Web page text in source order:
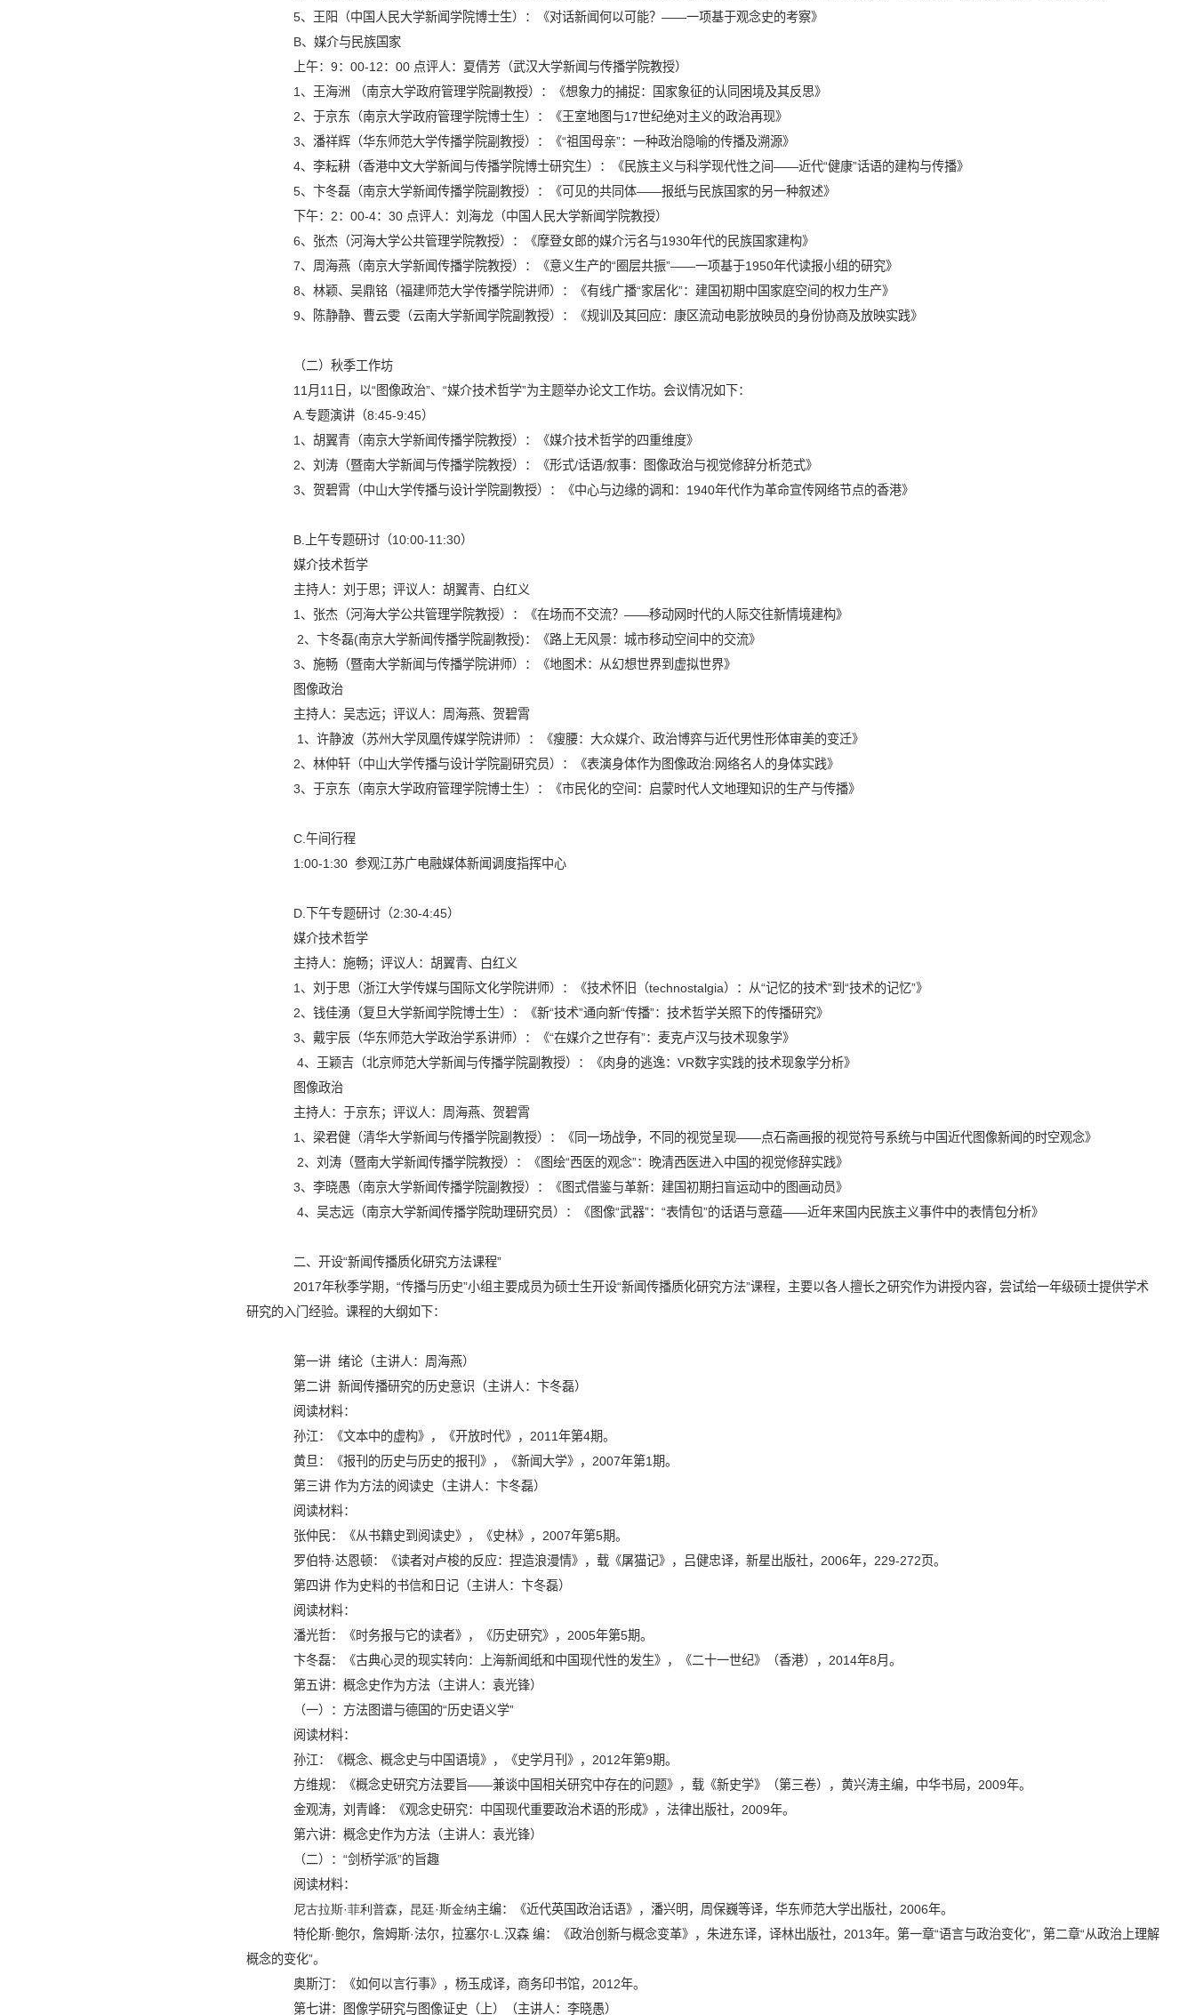
5、王阳（中国人民大学新闻学院博士生）：《对话新闻何以可能？ ——一项基于观念史的考察》
B、媒介与民族国家
上午： 9： 00-12： 00 点评人：夏倩芳（武汉大学新闻与传播学院教授）
1 、王海洲
（南京大学政府管理学院副教授）：《想象力的捕捉：国家象征的认同困境及其反思》
2、于京东（南京大学政府管理学院博士生）：《王室地图与17世纪绝对主义的政治再现》
3、潘祥辉（华东师范大学传播学院副教授）：《“祖国母亲”：一种政治隐喻的传播及溯源》
4、李耘耕（香港中文大学新闻与传播学院博士研究生）：《民族主义与科学现代性之间 ——近代“健康”话语的建构与传播》
5、卞冬磊（南京大学新闻传播学院副教授）：《可见的共同体——报纸与民族国家的另一种叙述》
下午： 2： 00-4： 30 点评人：刘海龙（中国人民大学新闻学院教授）
6、张杰（河海大学公共管理学院教授）：《摩登女郎的媒介污名与1930年代的民族国家建构》
7、周海燕（南京大学新闻传播学院教授）：《意义生产的“圈层共振”——一项基于1950年代读报小组的研究》
8、林颖、吴鼎铭（福建师范大学传播学院讲师）：《有线广播“家居化”：建国初期中国家庭空间的权力生产》
9、陈静静、曹云雯（云南大学新闻学院副教授）：《规训及其回应：康区流动电影放映员的身份协商及放映实践》
（二）秋季工作坊
11 月 11 日，以“图像政治”、“媒介技术哲学”为主题举办论文工作坊。会议情况如下：
A 专题演讲（8:45-9:45）
1 、胡翼青（南京大学新闻传播学院教授）：《媒介技术哲学的四重维度》
2、刘涛（暨南大学新闻与传播学院教授）：《形式/话语/叙事：图像政治与视觉修辞分析范式》
3、贺碧霄（中山大学传播与设计学院副教授）：《中心与边缘的调和： 1940年代作为革命宣传网络节点的香港》
B. 上午专题研讨（10:00-11:30）
媒介技术哲学
主持人：刘于思；评议人：胡翼青、白红义
1 、张杰（河海大学公共管理学院教授）：《在场而不交流？ ——移动网时代的人际交往新情境建构》
2、卞冬磊(南京大学新闻传播学院副教授)：《路上无风景：城市移动空间中的交流》
3、施畅（暨南大学新闻与传播学院讲师）：《地图术：从幻想世界到虚拟世界》
图像政治
主持人：吴志远；评议人：周海燕、贺碧霄
1 、许静波（苏州大学凤凰传媒学院讲师）：《瘦腰：大众媒介、政治博弈与近代男性形体审美的变迁》
2、林仲轩（中山大学传播与设计学院副研究员）：《表演身体作为图像政治: 网络名人的身体实践》
3、于京东（南京大学政府管理学院博士生）：《市民化的空间：启蒙时代人文地理知识的生产与传播》
C 午间行程
1:00-1:30 参观江苏广电融媒体新闻调度指挥中心
D. 下午专题研讨（2:30-4:45）
媒介技术哲学
主持人：施畅；评议人：胡翼青、白红义
1 、刘于思（浙江大学传媒与国际文化学院讲师）：《技术怀旧（technostalgia）：从“记忆的技术”到 “技术的记忆”》
2、钱佳湧（复旦大学新闻学院博士生）：《新“技术”通向新“传播”：技术哲学关照下的传播研究》
3、戴宇辰（华东师范大学政治学系讲师）：《“在媒介之世存有”：麦克卢汉与技术现象学》
4、王颖吉（北京师范大学新闻与传播学院副教授）：《肉身的逃逸： VR数字实践的技术现象学分析》
图像政治
主持人：于京东；评议人：周海燕、贺碧霄
1 、梁君健（清华大学新闻与传播学院副教授）：《同一场战争，不同的视觉呈现——点石斋画报的视觉符号系统与中国近代图像新闻的时空观念》
2、刘涛（暨南大学新闻传播学院教授）：《图绘“西医的观念”：晚清西医进入中国的视觉修辞实践》
3、李晓愚（南京大学新闻传播学院副教授）：《图式借鉴与革新：建国初期扫盲运动中的图画动员》
4、吴志远（南京大学新闻传播学院助理研究员）：《图像“武器”： “表情包”的话语与意蕴——近年来国内民族主义事件中的表情包分析》
二、开设“新闻传播质化研究方法课程”
2017年秋季学期，“传播与历史”小组主要成员为硕士生开设“新闻传播质化研究方法”课程，主要以各人擅长之研究作为讲授内容，尝试给一年级硕士提供学术
研究的入门经验。课程的大纲如下：
第一讲 绪论（主讲人：周海燕）
第二讲 新闻传播研究的历史意识（主讲人：卞冬磊）
阅读材料：
孙江：《文本中的虚构》，《开放时代》， 2011年第4期。
黄旦：《报刊的历史与历史的报刊》，《新闻大学》， 2007年第1期。
第三讲 作为方法的阅读史（主讲人：卞冬磊）
阅读材料：
张仲民：《从书籍史到阅读史》，《史林》， 2007年第5期。
罗伯特·达恩顿：《读者对卢梭的反应：捏造浪漫情》，载《屠猫记》，吕健忠译，新星出版社， 2006年， 229-272页。
第四讲 作为史料的书信和日记（主讲人：卞冬磊）
阅读材料：
潘光哲：《时务报与它的读者》，《历史研究》， 2005年第5期。
卞冬磊：《古典心灵的现实转向：上海新闻纸和中国现代性的发生》，《二十一世纪》（香港）， 2014年8月。
第五讲：概念史作为方法（主讲人：袁光锋）
（一）：方法图谱与德国的“历史语义学”
阅读材料：
孙江：《概念、概念史与中国语境》，《史学月刊》， 2012年第9期。
方维规：《概念史研究方法要旨——兼谈中国相关研究中存在的问题》，载《新史学》（第三卷），黄兴涛主编，中华书局， 2009年。
金观涛，刘青峰：《观念史研究：中国现代重要政治术语的形成》，法律出版社， 2009年。
第六讲：概念史作为方法（主讲人：袁光锋）
（二）：“剑桥学派”的旨趣
阅读材料：
尼古拉斯·菲利普森， 昆廷·斯金纳主编：《近代英国政治话语》，潘兴明，周保巍等译，华东师范大学出版社， 2006年。
特伦斯·鲍尔，詹姆斯·法尔，拉塞尔·L. 汉森 编：《政治创新与概念变革》，朱进东译，译林出版社， 2013年。第一章“语言与政治变化”，第二章“从政治上理解
概念的变化”。
奥斯汀：《如何以言行事》，杨玉成译，商务印书馆， 2012年。
第七讲：图像学研究与图像证史（上）（主讲人：李晓愚）